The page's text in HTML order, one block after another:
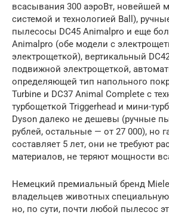
всасывания 300 аэроВт, новейшей
системой и технологией Ball),
пылесосы DC45 Animalpro и еще
Animalpro (обе модели с
электрощеткой), вертикальный
подвижной электрощеткой,
определяющей тип напольного
Turbine и DC37 Animal Complete с
турбощеткой Triggerhead и мини-
Dyson далеко не дешевы (ручные
рублей, остальные — от 27 000), но
составляет 5 лет, они не требуют
материалов, не теряют мощности
Немецкий премиальный бренд
владельцев животных
но, по сути, почти любой пылесос